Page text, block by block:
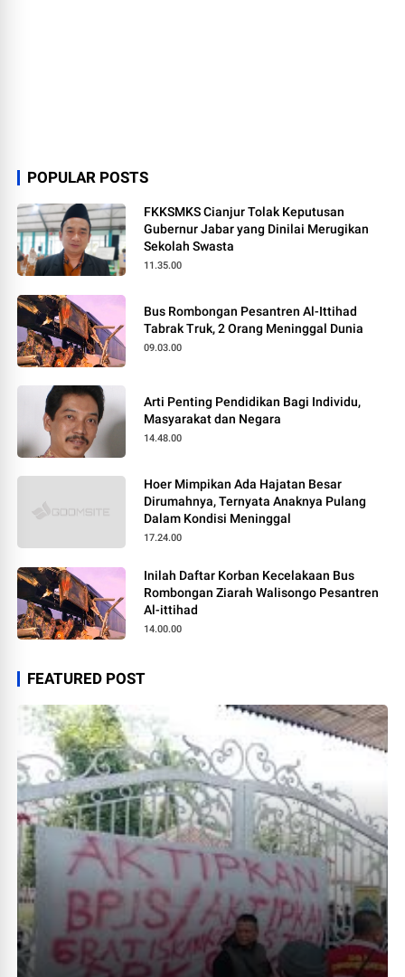
POPULAR POSTS
FKKSMKS Cianjur Tolak Keputusan
Gubernur Jabar yang Dinilai Merugikan
Sekolah Swasta
11.35.00
Bus Rombongan Pesantren Al-Ittihad
Tabrak Truk, 2 Orang Meninggal Dunia
09.03.00
Arti Penting Pendidikan Bagi Individu,
Masyarakat dan Negara
14.48.00
Hoer Mimpikan Ada Hajatan Besar
Dirumahnya, Ternyata Anaknya Pulang
Dalam Kondisi Meninggal
17.24.00
Inilah Daftar Korban Kecelakaan Bus
Rombongan Ziarah Walisongo Pesantren
Al-ittihad
14.00.00
FEATURED POST